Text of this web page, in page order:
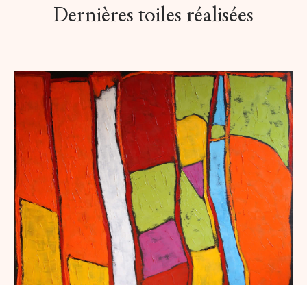
Dernières toiles réalisées
BLUE RIVER